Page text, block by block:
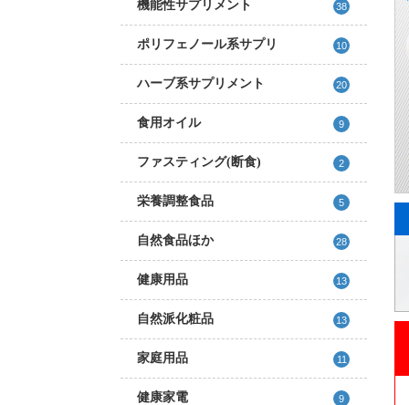
機能性サプリメント 38
ポリフェノール系サプリ 10
ハーブ系サプリメント 20
食用オイル 9
ファスティング(断食) 2
栄養調整食品 5
自然食品ほか 28
健康用品 13
自然派化粧品 13
家庭用品 11
健康家電 9